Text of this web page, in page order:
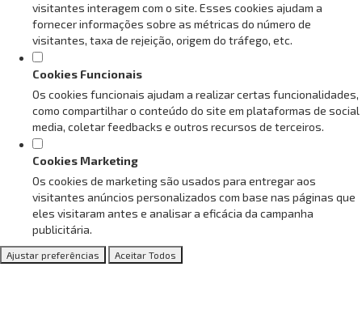
visitantes interagem com o site. Esses cookies ajudam a
fornecer informações sobre as métricas do número de
visitantes, taxa de rejeição, origem do tráfego, etc.
Cookies Funcionais
Os cookies funcionais ajudam a realizar certas funcionalidades,
como compartilhar o conteúdo do site em plataformas de social
media, coletar feedbacks e outros recursos de terceiros.
Cookies Marketing
Os cookies de marketing são usados para entregar aos
visitantes anúncios personalizados com base nas páginas que
eles visitaram antes e analisar a eficácia da campanha
publicitária.
Ajustar preferências Aceitar Todos